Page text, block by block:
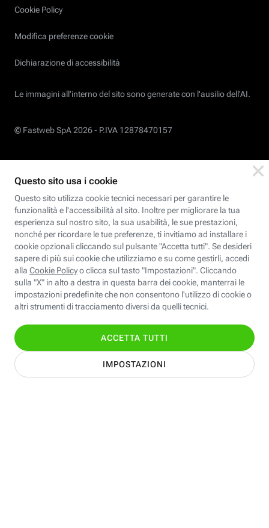
Cookie Policy
Modifica preferenze cookie
Dichiarazione di accessibilità
Le immagini all’interno del sito sono generate con l'ausilio dell'AI.
© Fastweb SpA 2026 - P.IVA 12878470157